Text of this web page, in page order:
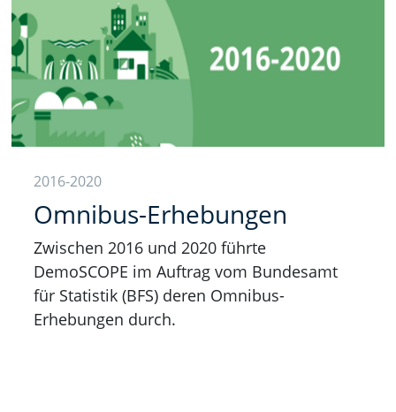
2016-2020
Omnibus-Erhebungen
Zwischen 2016 und 2020 führte
DemoSCOPE im Auftrag vom Bundesamt
für Statistik (BFS) deren Omnibus-
Erhebungen durch.